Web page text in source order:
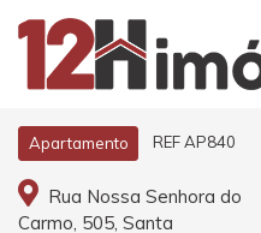
Apartamento REF AP840
Rua Nossa Senhora do
Carmo, 505, Santa